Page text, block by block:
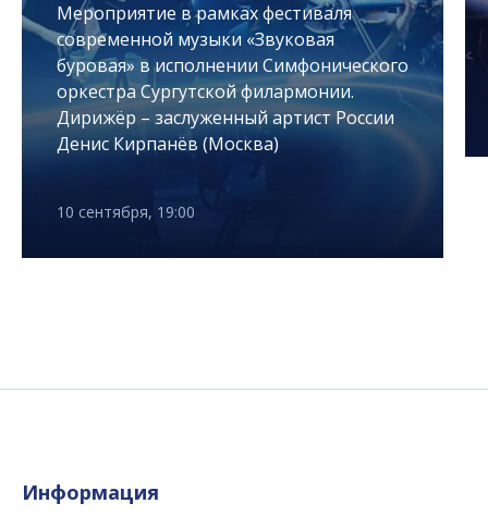
Мероприятие в рамках фестиваля
современной музыки «Звуковая
буровая» в исполнении Симфонического
оркестра Сургутской филармонии.
Дирижёр – заслуженный артист России
Денис Кирпанёв (Москва)
10 сентября, 19:00
Информация